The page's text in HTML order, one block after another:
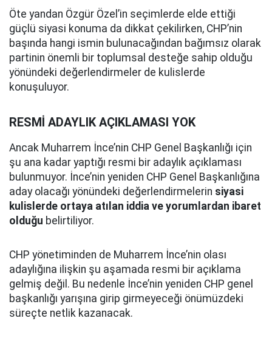
Öte yandan Özgür Özel’in seçimlerde elde ettiği
güçlü siyasi konuma da dikkat çekilirken, CHP’nin
başında hangi ismin bulunacağından bağımsız olarak
partinin önemli bir toplumsal desteğe sahip olduğu
yönündeki değerlendirmeler de kulislerde
konuşuluyor.
RESMİ ADAYLIK AÇIKLAMASI YOK
Ancak Muharrem İnce’nin CHP Genel Başkanlığı için
şu ana kadar yaptığı resmi bir adaylık açıklaması
bulunmuyor. İnce’nin yeniden CHP Genel Başkanlığına
aday olacağı yönündeki değerlendirmelerin siyasi
kulislerde ortaya atılan iddia ve yorumlardan ibaret
olduğu belirtiliyor.
CHP yönetiminden de Muharrem İnce’nin olası
adaylığına ilişkin şu aşamada resmi bir açıklama
gelmiş değil. Bu nedenle İnce’nin yeniden CHP genel
başkanlığı yarışına girip girmeyeceği önümüzdeki
süreçte netlik kazanacak.